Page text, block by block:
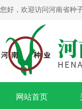
您好，欢迎访问河南省种
网站首页